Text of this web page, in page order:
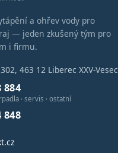
a ohřev vody pro
— jeden zkušený tým pro
i firmu.
463 12 Liberec XXV-Vesec
884
· servis · ostatní
848